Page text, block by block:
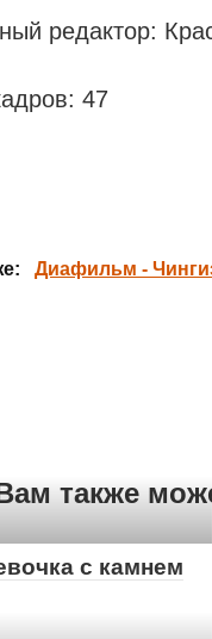
редактор:
47
Диафильм -
также
с камнем